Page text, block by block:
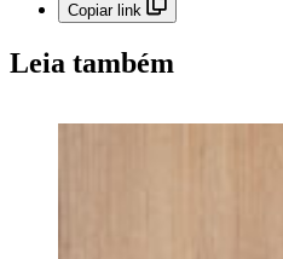
Copiar link
Leia também